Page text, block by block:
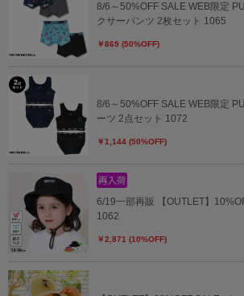
8/6～50%OFF SALE WEB限定
クサーパンツ 2枚セット 1065
￥869 (50%OFF)
8/6～50%OFF SALE WEB限定
ーツ 2点セット 1072
￥1,144 (50%OFF)
6/19一部再販 【OUTLET】
1062
￥2,871 (10%OFF)